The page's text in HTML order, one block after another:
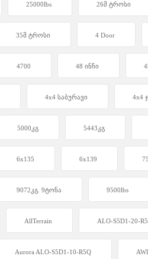
25000lbs 26მ ტროსი
35მ ტროსი 4 Door
4700 48 ინჩი
4x4 საბურავი 4x4
5000კგ 5443კგ
6x135 6x139
9072კგ. 9ტონა 9500lbs
AllTerrain ALO-S5D1-20-
Aurora ALO-S5D1-10-R5Q